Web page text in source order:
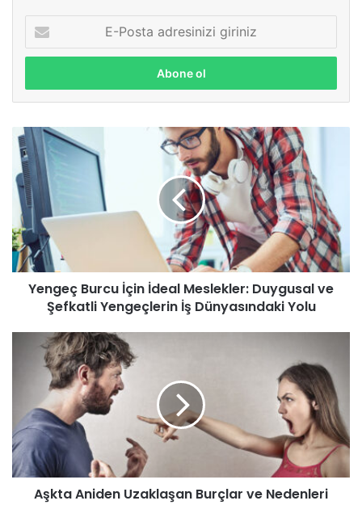
P
s
a
a
d
r
e
s
i
n
i
z
Yengeç Burcu İçin İdeal Meslekler: Duygusal ve
Şefkatli Yengeçlerin İş Dünyasındaki Yolu
Aşkta Aniden Uzaklaşan Burçlar ve Nedenleri